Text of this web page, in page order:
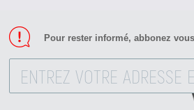
Pour rester informé, abbonez